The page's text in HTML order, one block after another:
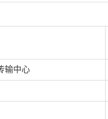
输中心